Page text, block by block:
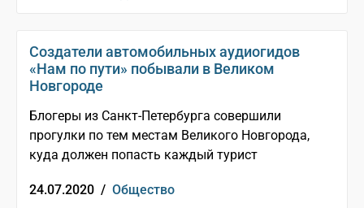
Создатели автомобильных аудиогидов
«Нам по пути» побывали в Великом
Новгороде
Блогеры из Санкт-Петербурга совершили
прогулки по тем местам Великого Новгорода,
куда должен попасть каждый турист
24.07.2020 / Общество